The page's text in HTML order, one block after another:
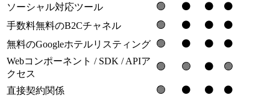
ソーシャル対応ツール
🟢 ⚫️ ⚫️
⚫️
手数料無料のB2Cチャネル
🟢 ⚫️ ⚫️
⚫️
無料のGoogleホテルリスティング 🟢 ⚫️ ⚫️
⚫️
Webコンポーネント / SDK / APIア
クセス
🟢 🟢 ⚫️ 🟢
直接契約関係 🟢 ⚫️ ⚫️
⚫️